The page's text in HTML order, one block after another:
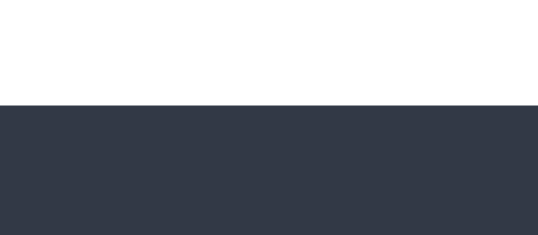
E-Bollettino